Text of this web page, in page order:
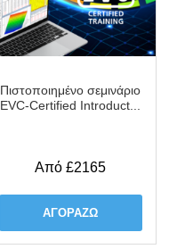
Πιστοποιημένο σεμινάριο
EVC-Certified Introduct...
Από £2165
ΑΓΟΡΆΖΩ